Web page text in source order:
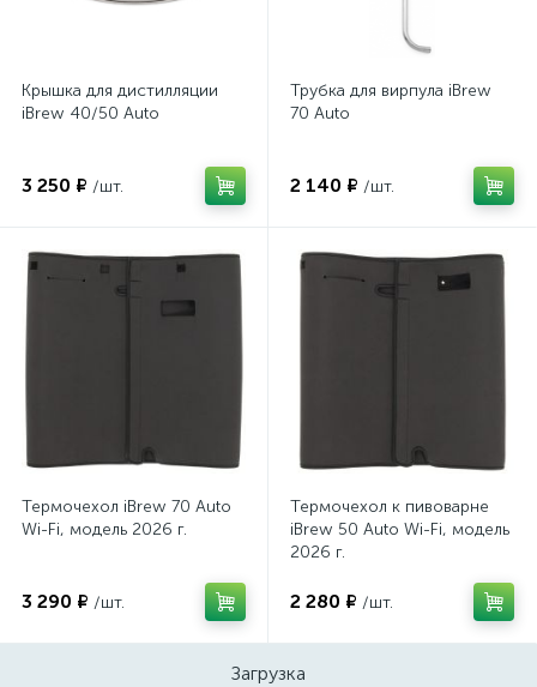
Крышка для дистилляции
iBrew 40/50 Auto
3 250 ₽ /шт.
Трубка для вирпула iBrew
70 Auto
2 140 ₽ /шт.
Термочехол iBrew 70 Auto
Wi-Fi, модель 2026 г.
3 290 ₽ /шт.
Термочехол к пивоварне
iBrew 50 Auto Wi-Fi, модель
2026 г.
2 280 ₽ /шт.
Загрузка